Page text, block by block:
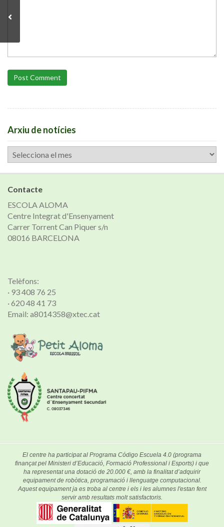
Post Comment
Arxiu de notícies
Arxiu
de
notícies
Contacte
ESCOLA ALOMA
Centre Integrat d'Ensenyament
Carrer Torrent Can Piquer s/n
08016 BARCELONA
Telèfons:
· 93 408 76 25
· 620 48 41 73
Email: a8014358@xtec.cat
El centre ha participat al Programa Código Escuela 4.0 (programa
finançat pel Ministeri d’Educació, Formació Professional i Esports) i que
ha representat una dotació de 20.000 €, amb la finalitat d’adquirir
equipament de robòtica, programació i llenguatge computacional.
Aquest equipament ja es troba al centre i els i les alumnes l'estan fent
servir amb resultats molt satisfactoris.